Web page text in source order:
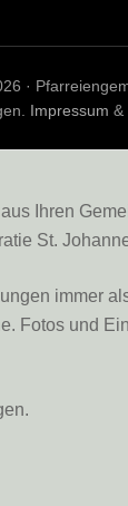
·
Impressum &
Ihren
St.
immer
Fotos und